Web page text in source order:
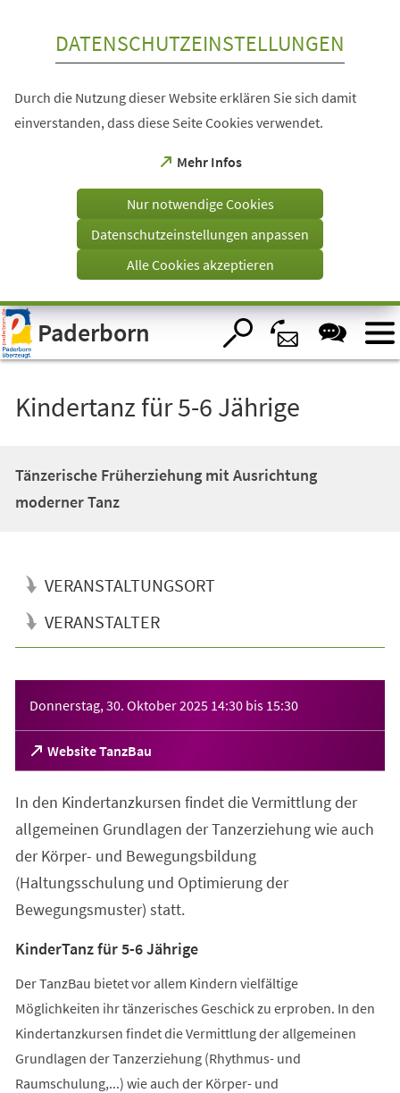
Visuelle
Assistenzsoftware
öffnen.
DATENSCHUTZEINSTELLUNGEN
Durch die Nutzung dieser Website erklären Sie sich damit
einverstanden, dass diese Seite Cookies verwendet.
Mehr Infos
(Öffnet
einem
Tab)
Nur notwendige Cookies
Datenschutzeinstellungen anpassen
Alle Cookies akzeptieren
Paderborn
Kindertanz für 5-6 Jährige
Tänzerische Früherziehung mit Ausrichtung
moderner Tanz
VERANSTALTUNGSORT
VERANSTALTER
Donnerstag, 30. Oktober 2025 14:30 bis 15:30
Website TanzBau
(Öffnet
in
neuen
Tab)
In den Kindertanzkursen findet die Vermittlung der
allgemeinen Grundlagen der Tanzerziehung wie auch
der Körper- und Bewegungsbildung
(Haltungsschulung und Optimierung der
Bewegungsmuster) statt.
KinderTanz für 5-6 Jährige
Der TanzBau bietet vor allem Kindern vielfältige
Möglichkeiten ihr tänzerisches Geschick zu erproben. In den
Kindertanzkursen findet die Vermittlung der allgemeinen
Grundlagen der Tanzerziehung (Rhythmus- und
Raumschulung,...) wie auch der Körper- und